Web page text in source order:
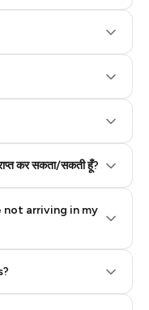
कर सकता/सकती हूँ?
not arriving in my